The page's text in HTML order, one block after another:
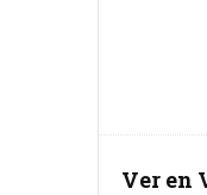
Ver en